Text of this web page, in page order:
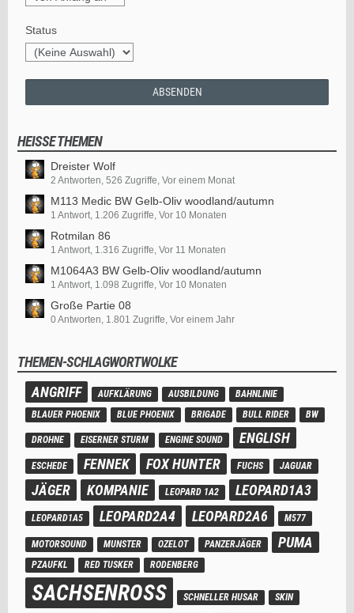
Status
HEISSE THEMEN
Dreister Wolf
2 Antworten, 526 Zugriffe, Vor einem Monat
M113 Medic BW Gelb-Oliv woodland/autumn
1 Antwort, 1.206 Zugriffe, Vor 10 Monaten
Rotmilan 86
1 Antwort, 1.316 Zugriffe, Vor 11 Monaten
M1064A3 BW Gelb-Oliv woodland/autumn
1 Antwort, 1.098 Zugriffe, Vor 10 Monaten
Große Partie 08
0 Antworten, 1.801 Zugriffe, Vor einem Jahr
THEMEN-SCHLAGWORTWOLKE
ANGRIFF
AUFKLÄRUNG AUSBILDUNG
BAHNLINIE
BLAUER PHOENIX
BLUE PHOENIX BRIGADE BULL RIDER BW
DROHNE EISERNER STURM ENGINE SOUND ENGLISH
ESCHEDE FENNEK FOX HUNTER FUCHS JAGUAR
JÄGER KOMPANIE LEOPARD 1A2 LEOPARD1A3
LEOPARD1A5 LEOPARD2A4 LEOPARD2A6 M577
MOTORSOUND MUNSTER OZELOT PANZERJÄGER PUMA
PZAUFKL RED TUSKER RODENBERG
SACHSENROSS SCHNELLER HUSAR SKIN